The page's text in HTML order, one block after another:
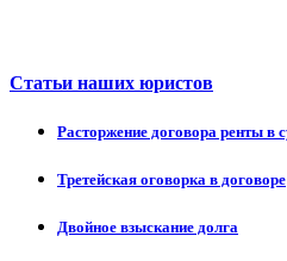
Статьи наших юристов
Расторжение договора ренты в
Третейская оговорка в договоре
Двойное взыскание долга